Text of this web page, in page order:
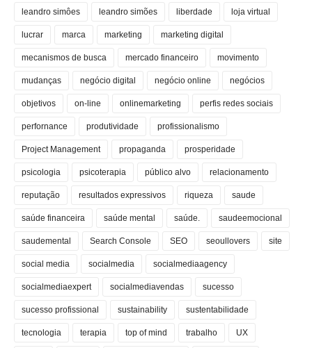
leandro simôes leandro simões liberdade loja virtual
lucrar marca marketing marketing digital
mecanismos de busca mercado financeiro movimento
mudanças negócio digital negócio online negócios
objetivos on-line onlinemarketing perfis redes sociais
perfornance produtividade profissionalismo
Project Management propaganda prosperidade
psicologia psicoterapia público alvo relacionamento
reputação resultados expressivos riqueza saude
saúde financeira saúde mental saúde. saudeemocional
saudemental Search Console SEO seoullovers site
social media socialmedia socialmediaagency
socialmediaexpert socialmediavendas sucesso
sucesso profissional sustainability sustentabilidade
tecnologia terapia top of mind trabalho UX